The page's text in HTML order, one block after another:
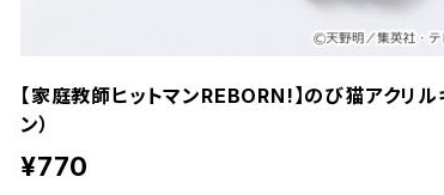
【家庭教師ヒットマンREBORN!】のび猫アクリ
ン）
¥770